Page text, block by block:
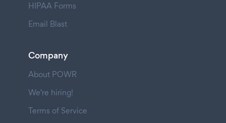
HIPAA Forms
Email Blast
Company
About POWR
We're hiring!
Terms of Service